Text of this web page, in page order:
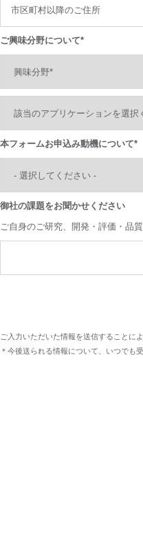
ご興味分野について*
本フォームお申込み動機について*
御社の課題をお聞かせください
ご自身のご研究、開発・評価・品
ご入力いただいた情報を送信することに
＊今後送られる情報について、いつでも